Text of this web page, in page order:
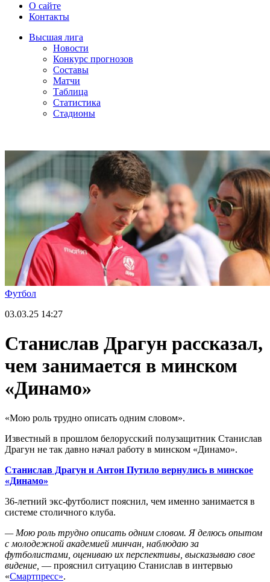
О сайте
Контакты
Высшая лига
Новости
Конкурс прогнозов
Составы
Матчи
Таблица
Статистика
Стадионы
Футбол
03.03.25 14:27
Станислав Драгун рассказал,
чем занимается в минском
«Динамо»
«Мою роль трудно описать одним словом».
Известный в прошлом белорусский полузащитник Станислав
Драгун не так давно начал работу в минском «Динамо».
Станислав Драгун и Антон Путило вернулись в минское
«Динамо»
36-летний экс-футболист пояснил, чем именно занимается в
системе столичного клуба.
— Мою роль трудно описать одним словом. Я делюсь опытом
с молодежной академией минчан, наблюдаю за
футболистами, оцениваю их перспективы, высказываю свое
видение, — прояснил ситуацию Станислав в интервью
«Смартпресс».